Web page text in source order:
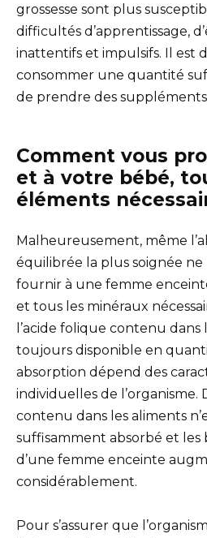
grossesse sont plus
difficultés d’apprentissage,
inattentifs et impulsifs. Il est
consommer une quantité
de prendre des suppléments
Comment vous
et à votre bébé,
éléments
Malheureusement, même
équilibrée la plus soignée
fournir à une femme
et tous les minéraux
l’acide folique contenu dans
toujours disponible en
absorption dépend des
individuelles de l’organisme.
contenu dans les aliments
suffisamment absorbé et les
d’une femme enceinte
considérablement.
Pour s’assurer que